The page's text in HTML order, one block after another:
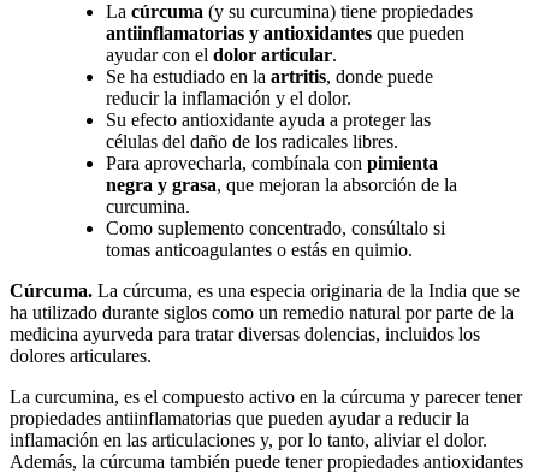
La cúrcuma (y su curcumina) tiene propiedades
antiinflamatorias y antioxidantes que pueden
ayudar con el dolor articular.
Se ha estudiado en la artritis, donde puede
reducir la inflamación y el dolor.
Su efecto antioxidante ayuda a proteger las
células del daño de los radicales libres.
Para aprovecharla, combínala con pimienta
negra y grasa, que mejoran la absorción de la
curcumina.
Como suplemento concentrado, consúltalo si
tomas anticoagulantes o estás en quimio.
Cúrcuma. La cúrcuma, es una especia originaria de la India que se
ha utilizado durante siglos como un remedio natural por parte de la
medicina ayurveda para tratar diversas dolencias, incluidos los
dolores articulares.
La curcumina, es el compuesto activo en la cúrcuma y parecer tener
propiedades antiinflamatorias que pueden ayudar a reducir la
inflamación en las articulaciones y, por lo tanto, aliviar el dolor.
Además, la cúrcuma también puede tener propiedades antioxidantes